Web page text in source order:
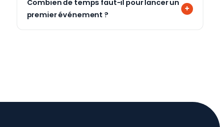
Combien de temps faut-il pour lancer un
premier événement ?